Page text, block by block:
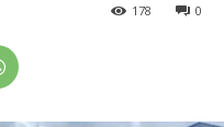
0
178